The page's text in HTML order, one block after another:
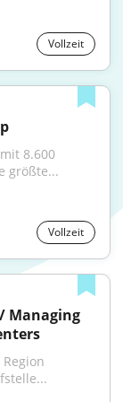
Vollzeit
8.600
größte...
Vollzeit
Managing